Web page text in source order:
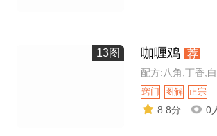
13图 咖喱鸡 荐
配方:八角,丁香,
窍门 图解 正宗
8.8分 0